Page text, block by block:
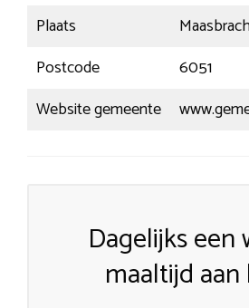
Plaats
Postcode
6051
Website gemeente
Dagelijks een
maaltijd aan